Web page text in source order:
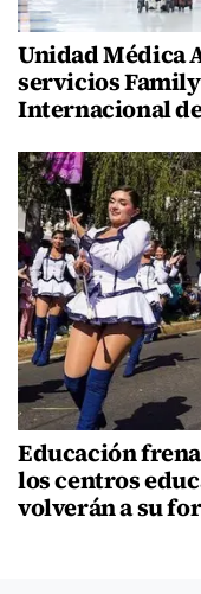
Unidad Médica
servicios
Internacional
Educación
los centros
volverán a su